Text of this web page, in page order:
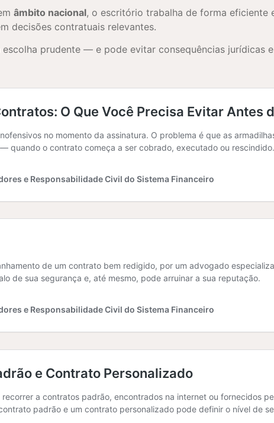
âmbito nacional, o escritório trabalha de forma eficiente
decisões contratuais relevantes.
escolha prudente — e pode evitar consequências jurídicas